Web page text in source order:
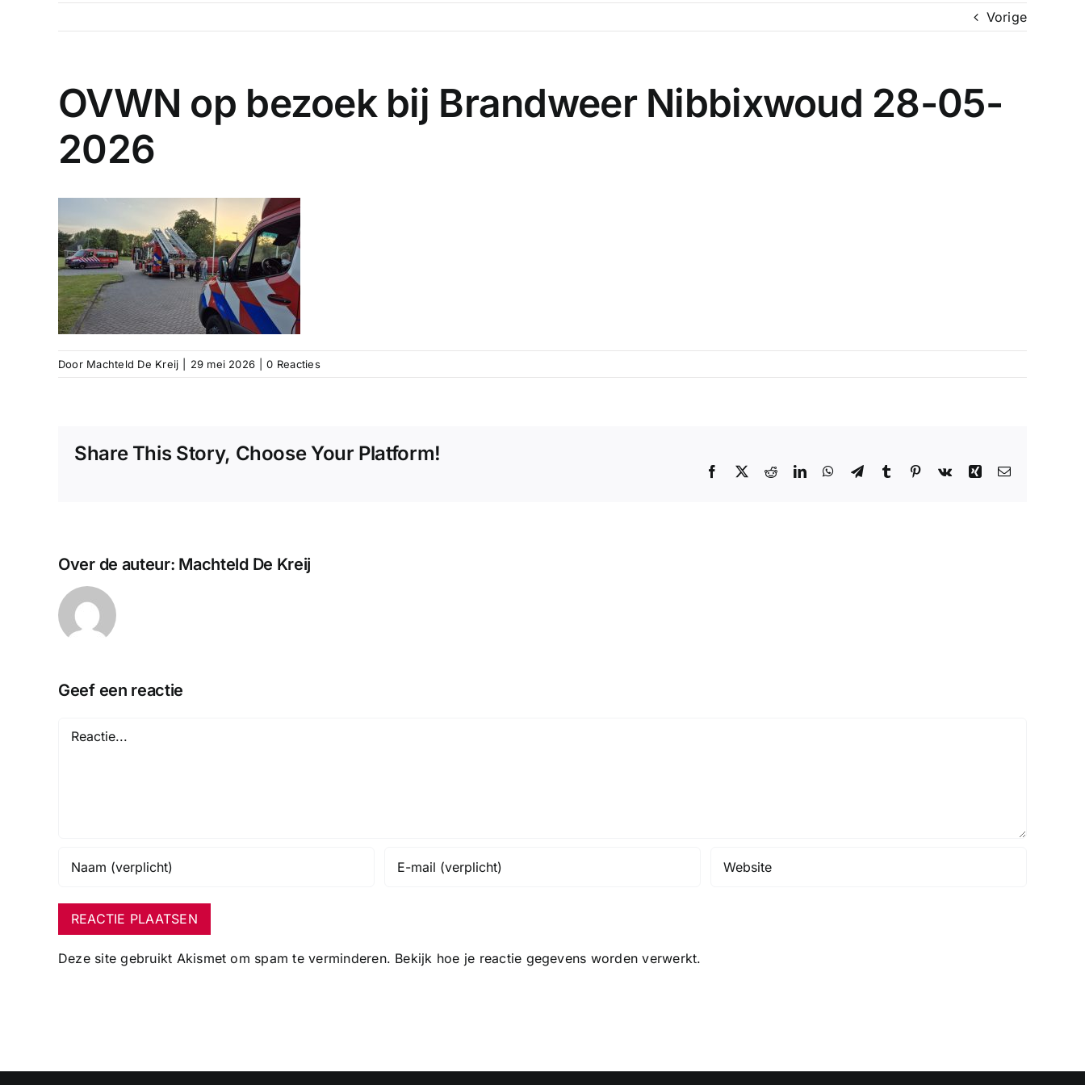
Vorige
OVWN op bezoek bij Brandweer Nibbixwoud 28-05-
2026
Door Machteld De Kreij 29 mei 2026 0 Reacties
Share This Story, Choose Your Platform!
Facebook
X RedditLinkedInWhatsApp
TelegramTumblr Pinterest
Vk Xing E-
Over de auteur: Machteld De Kreij
Geef een reactie
Reactie
Deze site gebruikt Akismet om spam te verminderen. Bekijk hoe je reactie gegevens worden verwerkt.